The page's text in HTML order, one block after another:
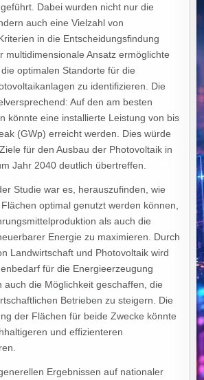
Dabei wurden nicht nur die
auch eine Vielzahl von
in die Entscheidungsfindung
multidimensionale Ansatz ermöglichte
optimalen Standorte für die
zu identifizieren. Die
Auf den am besten
könnte eine installierte Leistung von bis
(GWp) erreicht werden. Dies würde
für den Ausbau der Photovoltaik in
Jahr 2040 deutlich übertreffen.
Studie war es, herauszufinden, wie
optimal genutzt werden können,
als auch die
Energie zu maximieren. Durch
Landwirtschaft und Photovoltaik wird
für die Energieerzeugung
auch die Möglichkeit geschaffen, die
Betrieben zu steigern. Die
der Flächen für beide Zwecke könnte
und effizienteren
Ergebnissen auf nationaler